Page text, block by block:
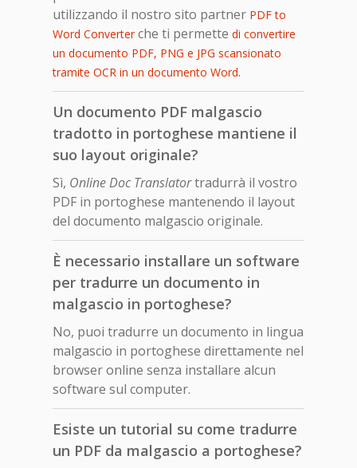
utilizzando il nostro sito partner PDF to
Word Converterche ti permette di convertire
un documento PDF, PNG e JPG scansionato
tramite OCR in un documento Word.
Un documento PDF malgascio
tradotto in portoghese mantiene il
suo layout originale?
Sì, Online Doc Translatortradurrà il vostro
PDF in portoghese mantenendo il layout
del documento malgascio originale.
È necessario installare un software
per tradurre un documento in
malgascio in portoghese?
No, puoi tradurre un documento in lingua
malgascio in portoghese direttamente nel
browser online senza installare alcun
software sul computer.
Esiste un tutorial su come tradurre
un PDF da malgascio a portoghese?